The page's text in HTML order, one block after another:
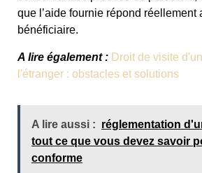
que l’aide fournie répond réellement
bénéficiaire.
A lire également : Droit de visite
l'étranger : obstacles et solutions
A lire aussi : réglementation
tout ce que vous devez savoir
conforme